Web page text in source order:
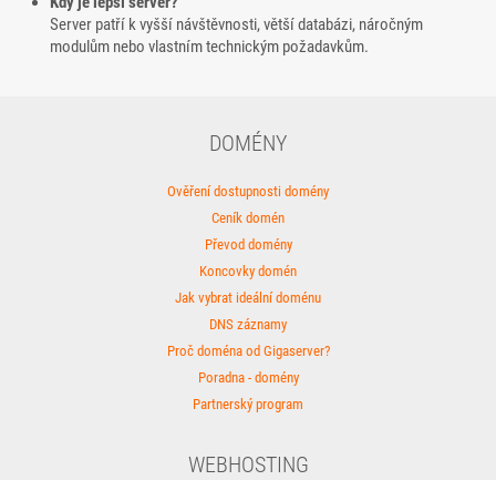
Server patří k vyšší návštěvnosti, větší databázi, náročným
modulům nebo vlastním technickým požadavkům.
DOMÉNY
Ověření dostupnosti domény
Ceník domén
Převod domény
Koncovky domén
Jak vybrat ideální doménu
DNS záznamy
Proč doména od Gigaserver?
Poradna - domény
Partnerský program
WEBHOSTING